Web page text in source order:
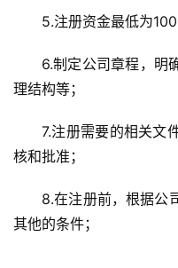
5.注册资金最低为
6.制定公司章程，明
理结构等；
7.注册需要的相关文
核和批准；
8.在注册前，根据公
其他的条件；